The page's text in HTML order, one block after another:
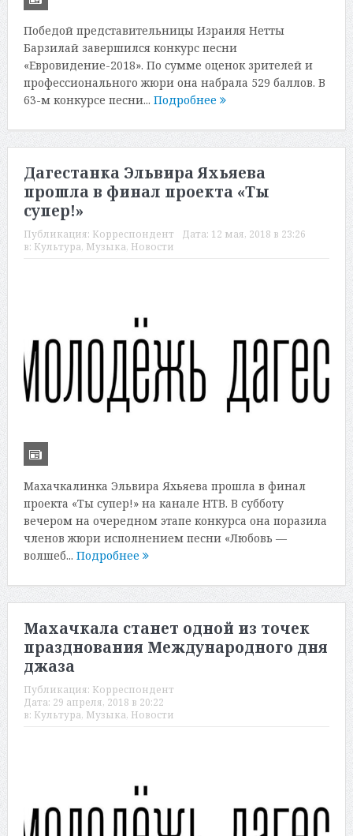
Победой представительницы Израиля Нетты
Барзилай завершился конкурс песни
«Евровидение-2018». По сумме оценок зрителей и
профессионального жюри она набрала 529 баллов. В
63-м конкурсе песни... Подробнее
Дагестанка Эльвира Яхьяева
прошла в финал проекта «Ты
супер!»
Публикация: Корреспондент Дата: 12 мая, 2018 в 23:26
в: Культура, Музыка, Новости
Махачкалинка Эльвира Яхьяева прошла в финал
проекта «Ты супер!» на канале НТВ. В субботу
вечером на очередном этапе конкурса она поразила
членов жюри исполнением песни «Любовь —
волшеб... Подробнее
Махачкала станет одной из точек
празднования Международного дня
джаза
Публикация: Корреспондент
Дата: 29 апреля, 2018 в 20:22
в: Культура, Музыка, Новости